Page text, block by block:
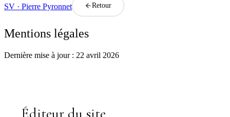
SV · Pierre Pyronnet Retour
Mentions légales
Dernière mise à jour : 22 avril 2026
Éditeur du site